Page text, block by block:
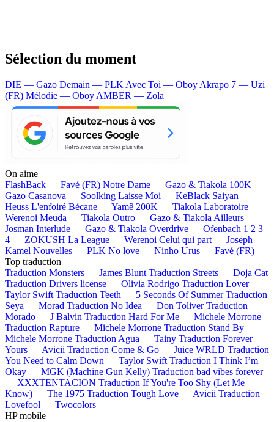
Sélection du moment
DIE — Gazo Demain — PLK Avec Toi — Oboy Akrapo 7 — Uzi
(FR) Mélodie — Oboy AMBER — Zola
On aime
FlashBack — Favé (FR) Notre Dame — Gazo & Tiakola 100K —
Gazo Casanova — Soolking Laisse Moi — KeBlack Saiyan —
Heuss L'enfoiré Bécane —Yamê 200K — Tiakola Laboratoire —
Werenoi Meuda — Tiakola Outro — Gazo & Tiakola Ailleurs —
Josman Interlude — Gazo & Tiakola Overdrive — Ofenbach 1 2 3
4 — ZOKUSH La League — Werenoi Celui qui part — Joseph
Kamel Nouvelles — PLK No love — Ninho Urus — Favé (FR)
Top traduction
Traduction Monsters — James Blunt Traduction Streets — Doja Cat
Traduction Drivers license — Olivia Rodrigo Traduction Lover —
Taylor Swift Traduction Teeth — 5 Seconds Of Summer Traduction
Seya — Morad Traduction No Idea — Don Toliver Traduction
Morado — J Balvin Traduction Hard For Me — Michele Morrone
Traduction Rapture — Michele Morrone Traduction Stand By —
Michele Morrone Traduction Agua — Tainy Traduction Forever
Yours — Avicii Traduction Come & Go — Juice WRLD Traduction
You Need to Calm Down — Taylor Swift Traduction I Think I’m
Okay — MGK (Machine Gun Kelly) Traduction bad vibes forever
— XXXTENTACION Traduction If You're Too Shy (Let Me
Know) — The 1975 Traduction Tough Love — Avicii Traduction
Lovefool — Twocolors
HP mobile